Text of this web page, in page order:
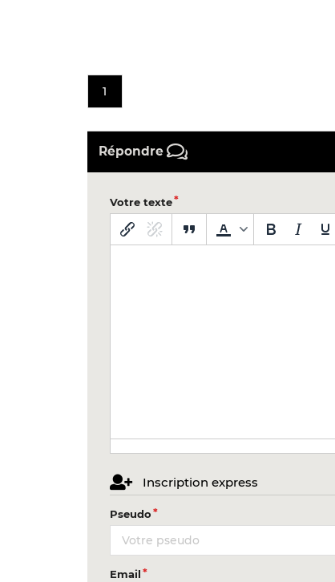
1
Répondre
Votre texte
Inscription express
Pseudo
Email